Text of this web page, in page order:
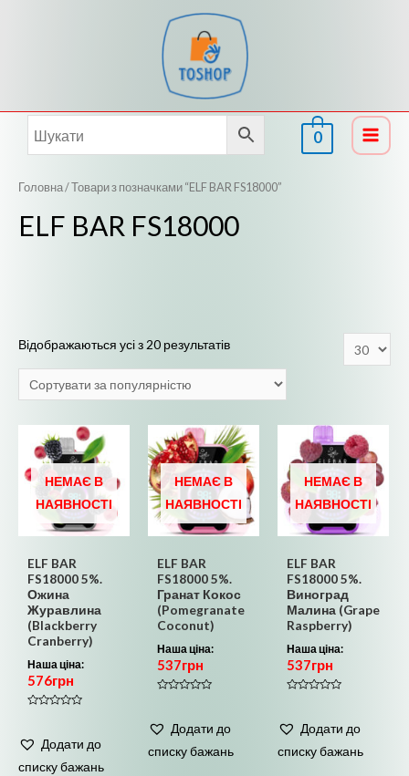
0
Main
Головна/ Товари з позначками “ELF BAR FS18000”
ELF BAR FS18000
Відображаються усі з 20 результатів
НЕМАЄ В
НАЯВНОСТІ
ELF BAR
FS18000 5%.
Ожина
Журавлина
(Blackberry
Cranberry)
Наша ціна:
576грн
з
Додати до
списку бажань
НЕМАЄ В
НАЯВНОСТІ
ELF BAR
FS18000 5%.
Гранат Кокос
(Pomegranate
Coconut)
Наша ціна:
537грн
з
Додати до
списку бажань
НЕМАЄ В
НАЯВНОСТІ
ELF BAR
FS18000 5%.
Виноград
Малина (Grape
Raspberry)
Наша ціна:
537грн
з
Додати до
списку бажань